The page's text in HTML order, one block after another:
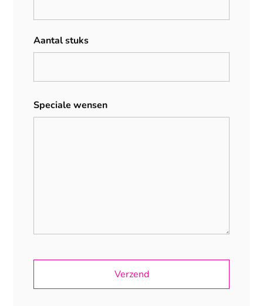
Aantal stuks
Speciale wensen